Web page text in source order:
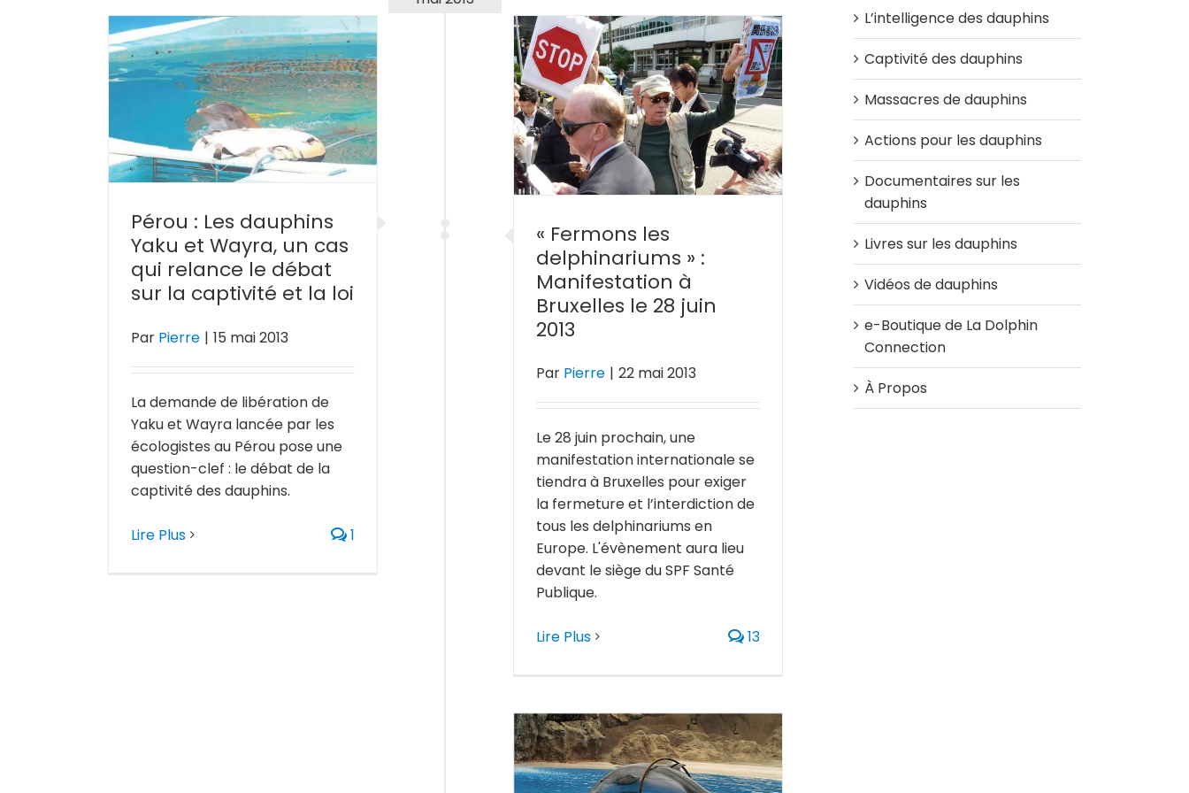
« Fermons les
delphinariums » :
Manifestation à Bruxelles le
28 juin 2013
« Fermons les
delphinariums » :
Manifestation à
Bruxelles le 28 juin
2013
Par Pierre | 22 mai 2013
Le 28 juin prochain, une
manifestation internationale se
tiendra à Bruxelles pour exiger
la fermeture et l’interdiction de
tous les delphinariums en
Europe. L'évènement aura lieu
devant le siège du SPF Santé
Publique.
Lire Plus 13
Pérou : Les dauphins
Yaku et Wayra, un cas
qui relance le débat
sur la captivité et la loi
Par Pierre | 15 mai 2013
La demande de libération de
Yaku et Wayra lancée par les
écologistes au Pérou pose une
question-clef : le débat de la
captivité des dauphins.
Lire Plus 1
L’intelligence des dauphins
Captivité des dauphins
Massacres de dauphins
Actions pour les dauphins
Documentaires sur les
dauphins
Livres sur les dauphins
Vidéos de dauphins
e-Boutique de La Dolphin
Connection
À Propos